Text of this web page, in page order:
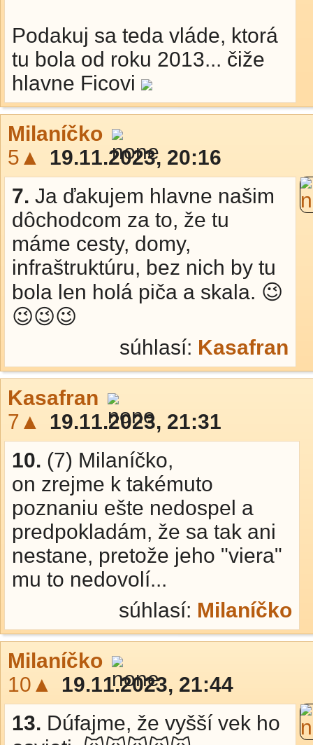
Podakuj sa teda vláde, ktorá
tu bola od roku 2013... čiže
hlavne Ficovi
Milaníčko
5▲
19.11.2023, 20:16
7. Ja ďakujem hlavne našim
dôchodcom za to, že tu
máme cesty, domy,
infraštruktúru, bez nich by tu
bola len holá piča a skala. 😉
😉😉😉
súhlasí: Kasafran
Kasafran
7▲
19.11.2023, 21:31
10. (7) Milaníčko,
on zrejme k takémuto
poznaniu ešte nedospel a
predpokladám, že sa tak ani
nestane, pretože jeho "viera"
mu to nedovolí...
súhlasí: Milaníčko
Milaníčko
10▲
19.11.2023, 21:44
13. Dúfajme, že vyšší vek ho